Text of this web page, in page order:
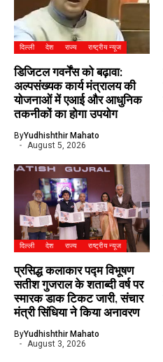
दिल्ली देश राज्य राष्ट्रीय न्यूज
डिजिटल गवर्नेंस को बढ़ावा:
अल्पसंख्यक कार्य मंत्रालय की
योजनाओं में एआई और आधुनिक
तकनीकों का होगा उपयोग
ByYudhishthir Mahato
August 5, 2026
दिल्ली देश राज्य राष्ट्रीय न्यूज
प्रसिद्ध कलाकार पद्म विभूषण
सतीश गुजराल के शताब्दी वर्ष पर
स्मारक डाक टिकट जारी, संचार
मंत्री सिंधिया ने किया अनावरण
ByYudhishthir Mahato
August 3, 2026